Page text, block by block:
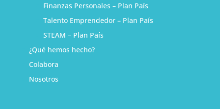
Finanzas Personales – Plan País
Talento Emprendedor – Plan País
STEAM – Plan País
¿Qué hemos hecho?
Colabora
Nosotros